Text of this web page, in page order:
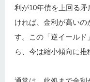
利が10年債を上回る
ければ、金利が高いの
す。この「逆イール
ら、今は縮小傾向に推